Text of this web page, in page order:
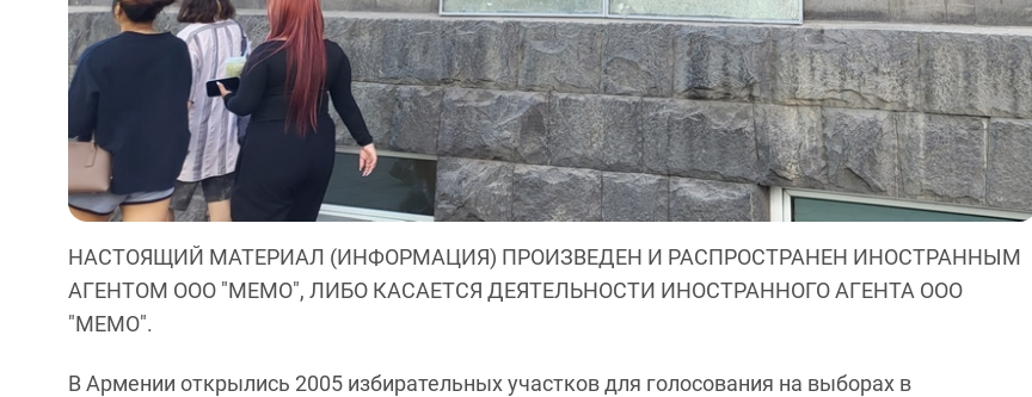
НАСТОЯЩИЙ МАТЕРИАЛ (ИНФОРМАЦИЯ) ПРОИЗВЕДЕН И РАСПРОСТРАНЕН ИНОСТРАННЫМ
АГЕНТОМ ООО "МЕМО", ЛИБО КАСАЕТСЯ ДЕЯТЕЛЬНОСТИ ИНОСТРАННОГО АГЕНТА ООО
"МЕМО".
В Армении открылись 2005 избирательных участков для голосования на выборах в